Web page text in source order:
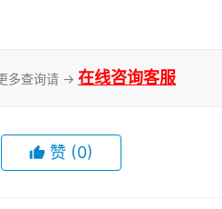
多查询请 → 在线咨询客服
赞 (0)